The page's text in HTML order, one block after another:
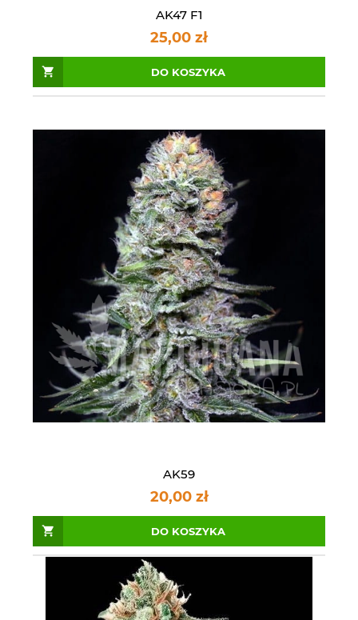
AK47 F1
25,00 zł
DO KOSZYKA
AK59
20,00 zł
DO KOSZYKA